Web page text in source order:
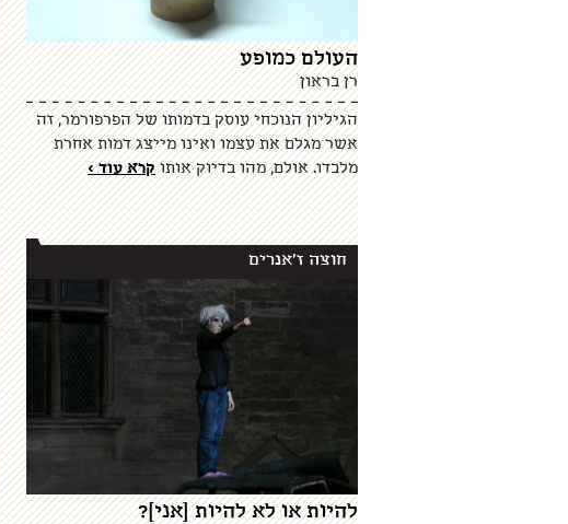
העולם כמופע
רן בראון
הגיליון הנוכחי עוסק בדמותו של הפרפורמר, זה
אשר מגלם את עצמו ואינו מייצג דמות אחרת
מלבדו. אולם, מהו בדיוק אותוקרא עוד >
חוצה ז'אנרים
להיות או לא להיות [אני]?